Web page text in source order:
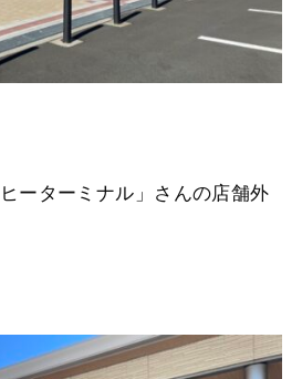
ーターミナル」さんの店舗外